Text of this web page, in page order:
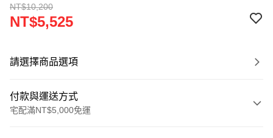
NT$10,200
NT$5,525
請選擇商品選項
付款與運送方式
宅配滿NT$5,000免運